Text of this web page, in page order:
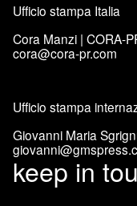
Ufficio stampa Italia
Cora Manzi | CORA-
cora@cora-pr.com
Ufficio stampa
Giovanni Maria
keep in